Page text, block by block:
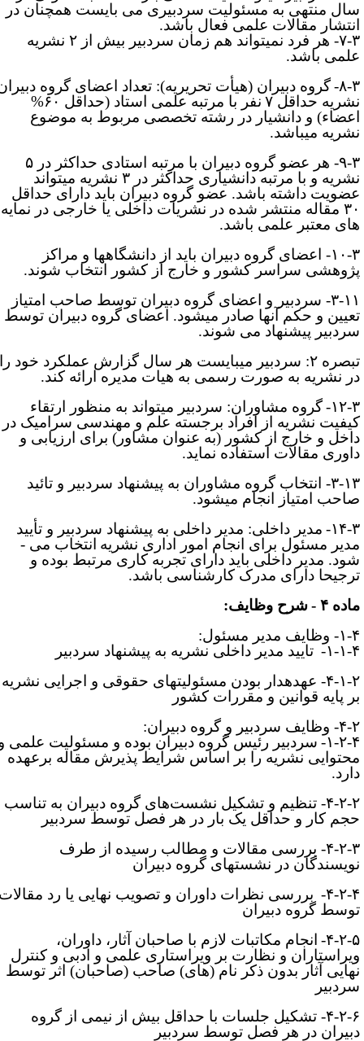
منتهی به مسئولیت سردبیری می­ بایست همچنان در
مقالات علمی فعال باشد.
۷-۳- هر فرد نمی­تواند هم زمان سردبیر بیش از ۲ نشریه
باشد.
۳- گروه دبیران (هیأت تحریریه): تعداد اعضای گروه دبیران
حداقل ۷
نفر با مرتبه علمی استاد (حداقل ۶۰%
و دانشیار در رشته تخصصی مربوط به موضوع
می­باشد.
نشریه و با مرتبه دانشیاری حداکثر در ۳ نشریه می­تواند
داشته باشد. عضو گروه دبیران باید دارای حداقل
۳۰ مقاله منتشر شده در نشریات داخلی یا خارجی در نمایه
معتبر علمی باشد.
۱۰-۳- اعضای گروه دبیران باید از دانشگاه­ها و مراکز
سراسر کشور و خارج از کشور انتخاب شوند.
و اعضای گروه دبیران
توسط صاحب امتیاز
و حکم آنها صادر می­شود. اعضای گروه دبیران توسط
پیشنهاد می ­شوند.
تبصره ۲: سردبیر می­بایست هر سال گزارش عملکرد خود را
نشریه به صورت رسمی به هیات مدیره ارائه ‌کند.
۳- گروه مشاوران:سردبیر می­تواند به منظور ارتقاء
نشریه از افراد برجسته علم و مهندسی سرامیک در
و خارج از کشور (به­ عنوان مشاور) برای ارزیابی و
مقالات استفاده نماید.
۳-۱۳- انتخاب گروه مشاوران به پیشنهاد سردبیر و تائید
امتیاز انجام می­شود.
۳- مدیر داخلی: مدیر داخلی به پیشنهاد سردبیر و تأیید
مسئول برای انجام امور ادارینشریهانتخاب می ­
مدیر داخلی باید دارای تجربه کاری مرتبط بوده و
دارای مدرک کارشناسی باشد.
۴ - شرح وظایف:
مدیر مسئول:
۱-۴-
تایید مدیر داخلی نشریه به پیشنهاد سردبیر
۴-۱-۲- عهده­دار بودن مسئولیت­های حقوقی و اجرایی نشریه
پایه قوانین و مقررات کشور
وظایف
سردبیر و گروه دبیران:
۲-۴- سردبیر رئیس گروه دبیران بوده و مسئولیت علمی و
نشریه را بر اساس شرایط پذیرش مقاله برعهده
.
تنظیم و تشکیل نشست
های گروه دبیران به تناسب
کار و حداقل یک بار در هر فصل توسط سردبیر
۴-۲-۳- بررسی مقالات و مطالب رسیده از طرف
در نشست­های گروه دبیران
۲-۴-
بررسی نظرات داوران و تصویب نهایی یا رد مقالات
گروه دبیران
۲-۵- انجام مکاتبات لازم با صاحبان آثار، داوران،
و نظارت بر ویراستاری علمی و ادبی و کنترل
آثار بدون ذکر نام (های) صاحب (صاحبان) اثر توسط
۴-۲-۶- تشکیل جلسات با حداقل بیش از نیمی از گروه
در هر فصل توسط سردبیر